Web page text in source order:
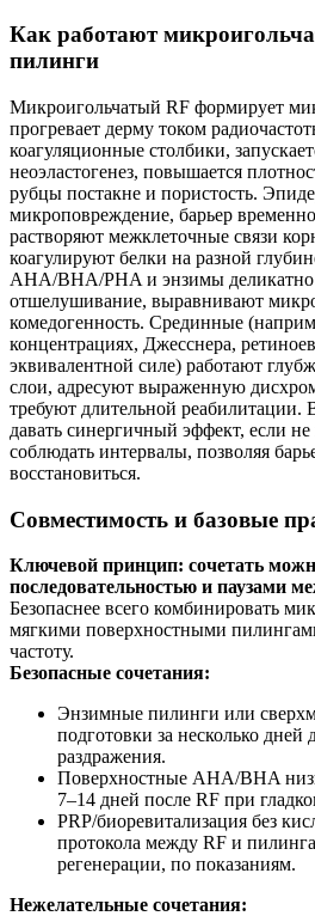
Как работают
пилинги
Микроигольчатый RF формирует
прогревает дерму током
коагуляционные столбики,
неоэластогенез, повышается
рубцы постакне и пористость.
микроповреждение, барьер
растворяют межклеточные связи
коагулируют белки на разной
AHA/BHA/PHA и энзимы деликатно
отшелушивание, выравнивают
комедогенность. Срединные
концентрациях, Джесснера,
эквивалентной силе) работают
слои, адресуют выраженную
требуют длительной реабилитации.
давать синергичный эффект, если
соблюдать интервалы, позволяя
восстановиться.
Совместимость и базовые
Ключевой принцип: сочетать
последовательностью и паузами
Безопаснее всего комбинировать
мягкими поверхностными
частоту.
Безопасные сочетания:
Энзимные пилинги или
подготовки за несколько дней
раздражения.
Поверхностные AHA/BHA
7–14 дней после RF при
PRP/биоревитализация без
протокола между RF и
регенерации, по показаниям.
Нежелательные сочетания: